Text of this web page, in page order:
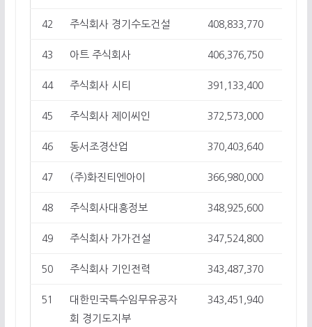
42 주식회사 경기수도건설 408,833,770
43 아트 주식회사 406,376,750
44 주식회사 시티 391,133,400
45 주식회사 제이씨인 372,573,000
46 동서조경산업 370,403,640
47 (주)화진티엔아이 366,980,000
48 주식회사대흥정보 348,925,600
49 주식회사 가가건설 347,524,800
50 주식회사 기인전력 343,487,370
51
대한민국특수임무유공자
회 경기도지부
343,451,940